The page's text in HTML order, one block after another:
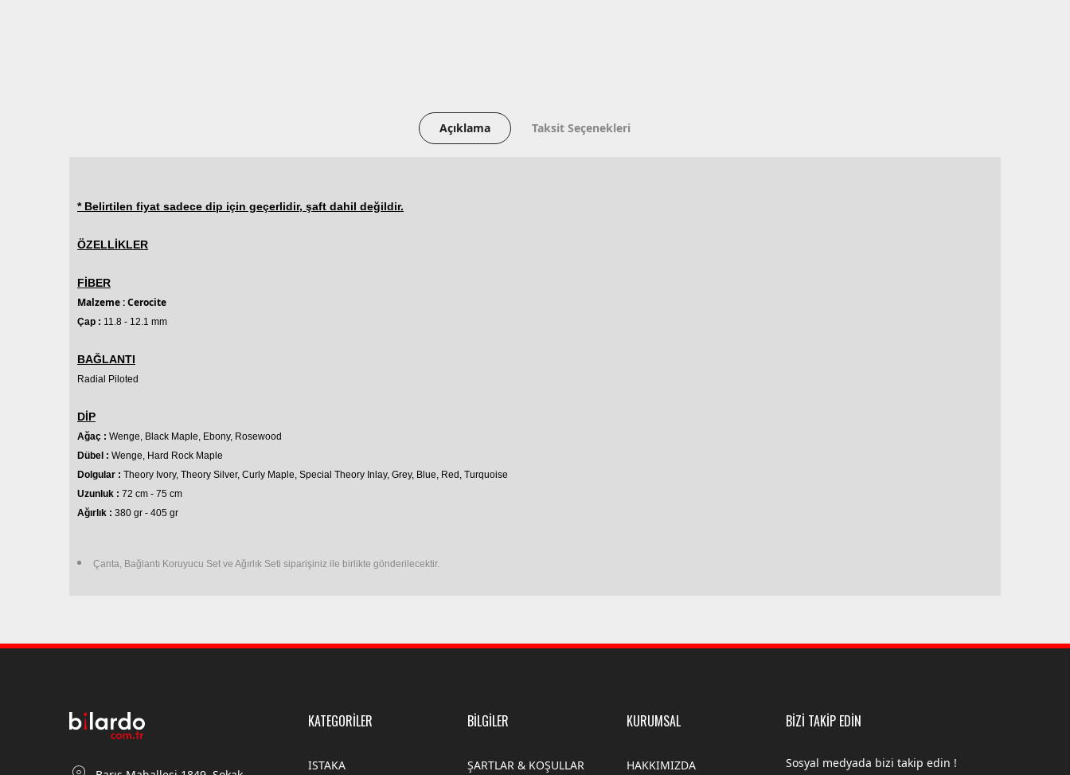
Açıklama Taksit Seçenekleri
* Belirtilen fiyat sadece dip için geçerlidir, şaft dahil değildir.
ÖZELLİKLER
FİBER
Malzeme : Cerocite
Çap : 11.8 - 12.1 mm
BAĞLANTI
Radial Piloted
DİP
Ağaç : Wenge, Black Maple, Ebony, Rosewood
Dübel : Wenge, Hard Rock Maple
Dolgular : Theory Ivory, Theory Silver, Curly Maple, Special Theory Inlay, Grey, Blue, Red, Turquoise
Uzunluk : 72 cm - 75 cm
Ağırlık : 380 gr - 405 gr
Çanta, Bağlantı Koruyucu Set ve Ağırlık Seti siparişiniz ile birlikte gönderilecektir.
KATEGORİLER
ISTAKA
BİLGİLER
ŞARTLAR & KOŞULLAR
KURUMSAL
HAKKIMIZDA
BİZİ TAKİP EDİN
Sosyal medyada bizi takip edin !